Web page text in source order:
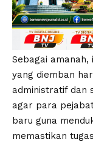
Sebagai
yang diemban
administratif dan
agar para
baru guna
memastikan